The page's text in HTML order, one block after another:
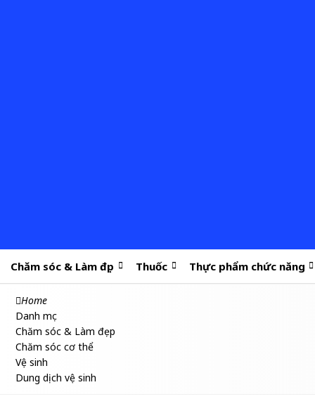
Chăm sóc & Làm đẹp Thuốc Thực phẩm chức năng
Home
Danh mục
Chăm sóc & Làm đẹp
Chăm sóc cơ thể
Vệ sinh
Dung dịch vệ sinh